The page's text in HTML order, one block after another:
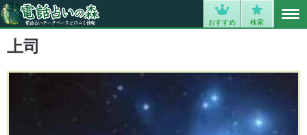
おすすめ 検索
上司